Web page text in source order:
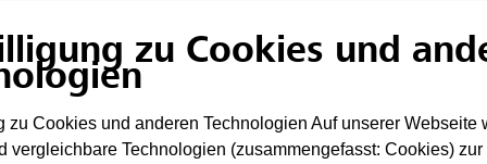
zu Cookies und
zu Cookies und anderen Technologien Auf unserer Webseite
vergleichbare Technologien (zusammengefasst: Cookies) zur
Risiken
Hydraulikleitungen entlang der